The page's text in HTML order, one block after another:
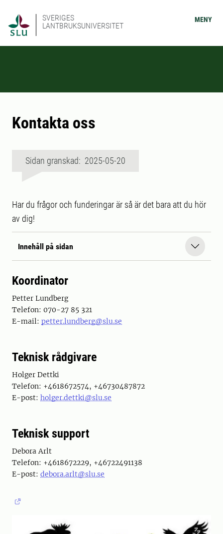
SVERIGES
LANTBRUKSUNIVERSITET
MENY
Kontakta oss
Sidan granskad: 2025-05-20
Har du frågor och funderingar är så är det bara att du hör
av dig!
Innehåll på sidan
Koordinator
Petter Lundberg
Telefon: 070-27 85 321
E-mail: petter.lundberg@slu.se
Teknisk rådgivare
Holger Dettki
Telefon: +4618672574, +46730487872
E-post: holger.dettki@slu.se
Teknisk support
Debora Arlt
Telefon: +4618672229, +46722491138
E-post: debora.arlt@slu.se